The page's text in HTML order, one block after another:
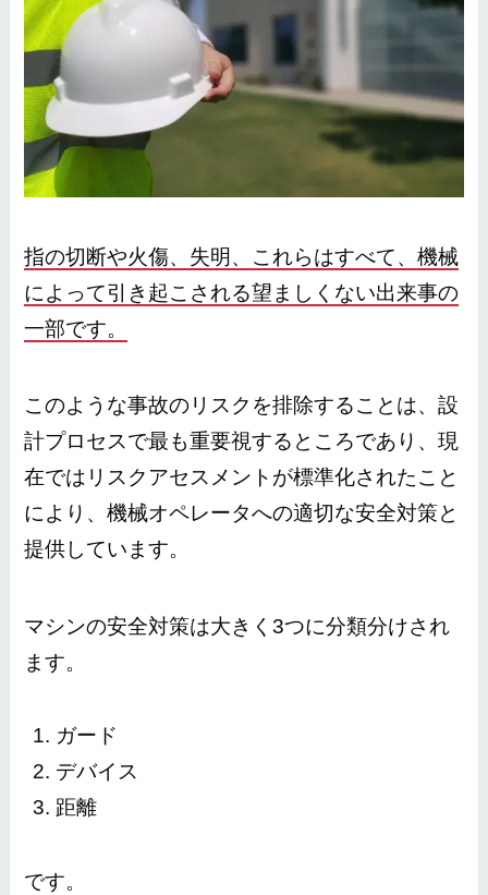
指の切断や火傷、失明、これらはすべて、機械
によって引き起こされる望ましくない出来事の
一部です。
このような事故のリスクを排除することは、設
計プロセスで最も重要視するところであり、現
在ではリスクアセスメントが標準化されたこと
により、機械オペレータへの適切な安全対策と
提供しています。
マシンの安全対策は大きく3つに分類分けされ
ます。
ガード
デバイス
距離
です。